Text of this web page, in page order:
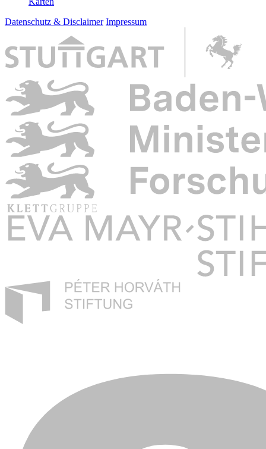
Datenschutz & Disclaimer Impressum